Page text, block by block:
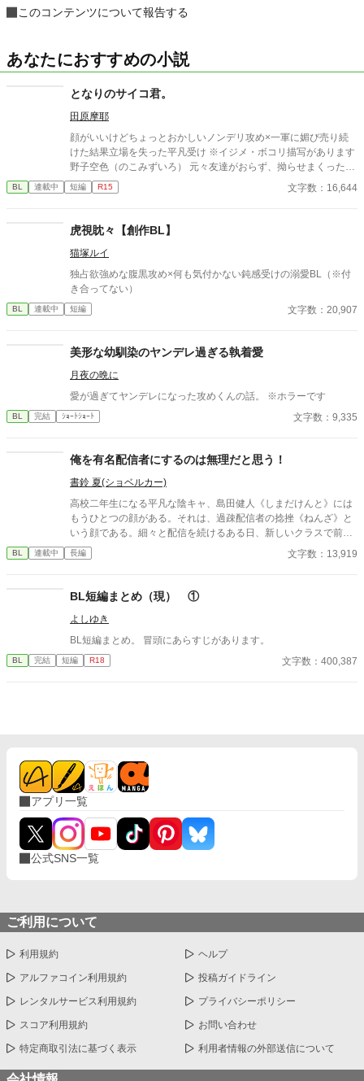
このコンテンツについて報告する
あなたにおすすめの小説
となりのサイコ君。
田原摩耶
顔がいいけどちょっとおかしいノンデリ攻め×一軍に媚び売り続
けた結果立場を失った平凡受け ※イジメ・ボコリ描写があります
野子空色（のこみずいろ） 元々友達がおらず、拗らせまくった末
に高校デビューで一軍の仲間入りしたくてプライド捨ててきた。
周りを見下している。無事寿々のせいで転落し、サンドバッグ行
ううん） 顔だけで生きてきた。マイペースでデリカシーはない。
パーソナルスペースもおかしいし空気は読まない。でも顔がいい
のでモテる。 柚木（ゆずき） 一軍。普通にクズ。寿々の弱味を野
子に探らせてる。 奈頭（なず） 一軍。柚木の取り巻き１。女好
き。
BL 連載中 短編 R15 文字数：16,644
虎視眈々【創作BL】
猫塚ルイ
独占欲強めな腹黒攻め×何も気付かない鈍感受けの溺愛BL（※付
き合ってない）
BL 連載中 短編 文字数：20,907
美形な幼馴染のヤンデレ過ぎる執着愛
月夜の晩に
愛が過ぎてヤンデレになった攻めくんの話。 ※ホラーです
BL 完結 ｼｮｰﾄｼｮｰﾄ 文字数：9,335
俺を有名配信者にするのは無理だと思う！
書鈴 夏(ショベルカー)
高校二年生になる平凡な陰キャ、島田健人《しまだけんと》には
もうひとつの顔がある。それは、過疎配信者の捻挫《ねんざ》と
いう顔である。細々と配信を続けるある日、新しいクラスで前の
席に座った陽キャの完璧超人──笹川晴斗《ささかわはると》に特
定されてしまう。 弱みを握られたと青ざめる島田の予想を大きく
にしようって」 「……あ、これだ、って。お前を有名にするのは
きっとすっげー大変だろ。一筋縄じゃいかない。だから、面白
い。──俺の青春は、これに打ち込むためにあるんだって、お前を
知った日にそう思った」 多彩な一軍陽キャ×過疎配信者陰キャで
BL 連載中 長編 文字数：13,919
BL短編まとめ（現） ①
よしゆき
BL短編まとめ。 冒頭にあらすじがあります。
BL 完結 短編 R18 文字数：400,387
アプリ一覧
公式SNS一覧
ご利用について
利用規約 ヘルプ
アルファコイン利用規約 投稿ガイドライン
レンタルサービス利用規約 プライバシーポリシー
スコア利用規約 お問い合わせ
特定商取引法に基づく表示 利用者情報の外部送信について